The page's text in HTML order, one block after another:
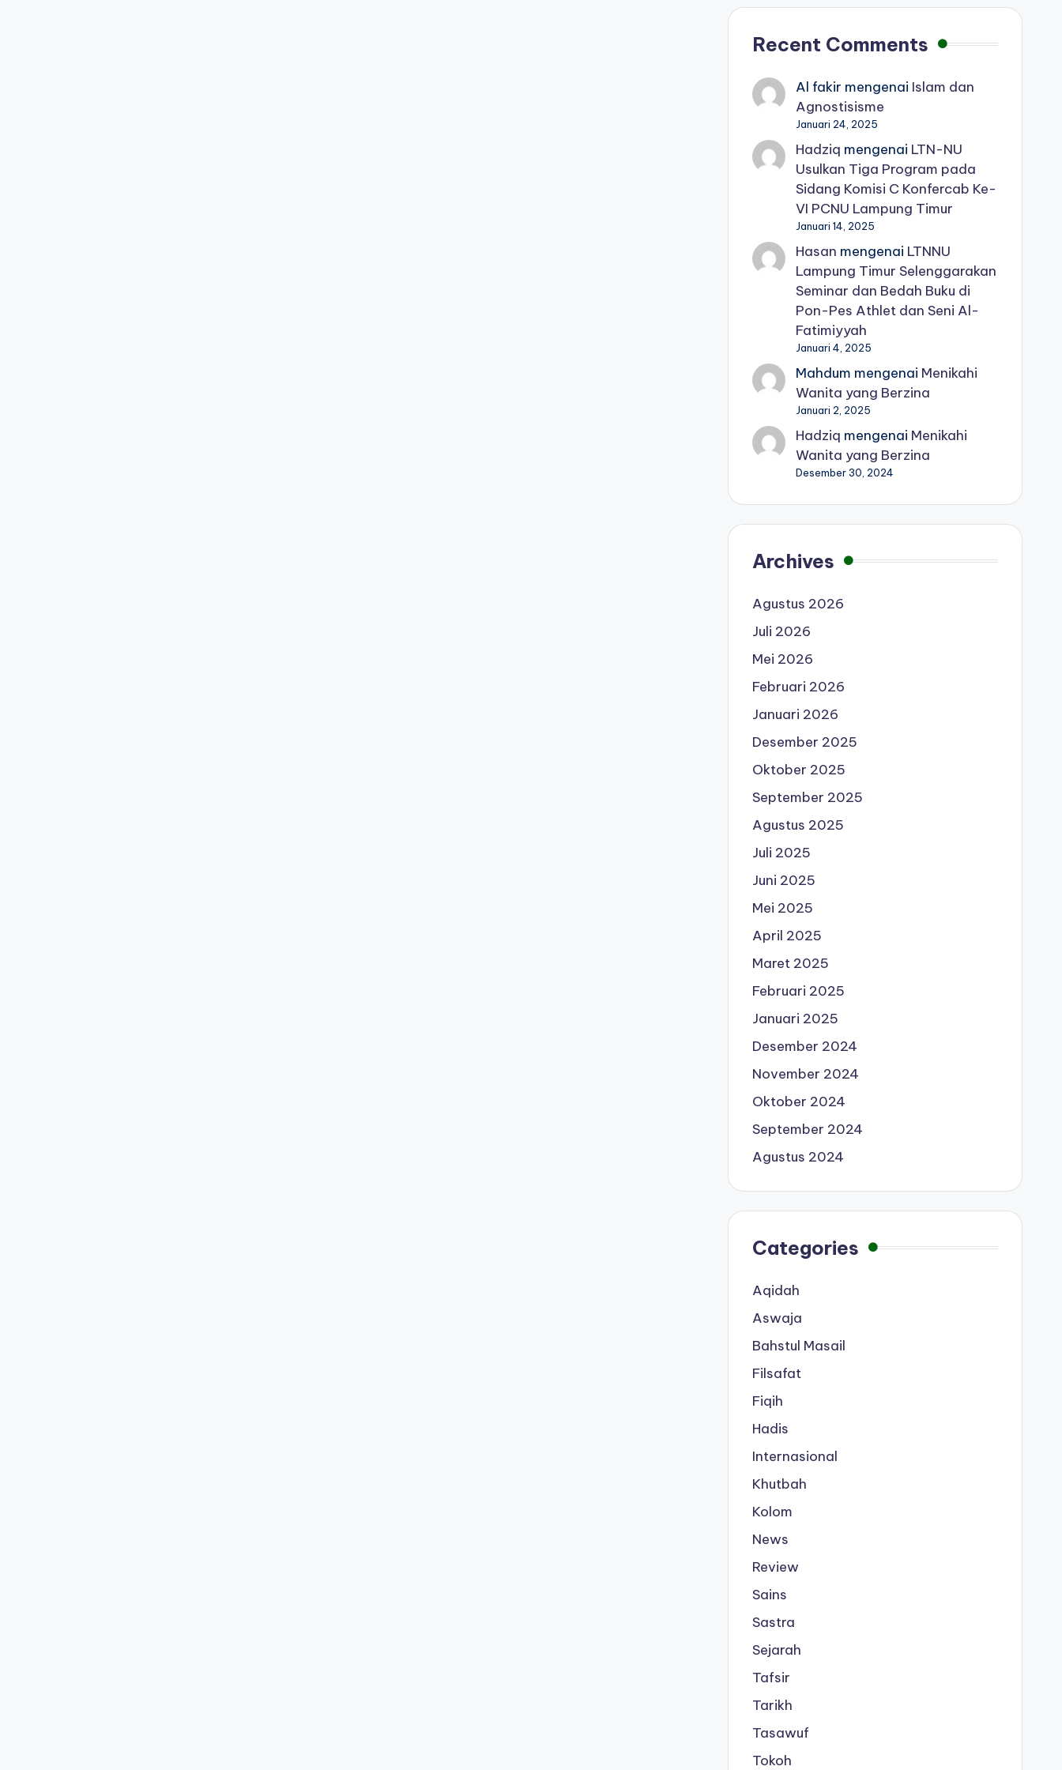
Recent Comments
Al fakir mengenai Islam dan
Agnostisisme
Januari 24, 2025
Hadziq mengenai LTN-NU
Usulkan Tiga Program pada
Sidang Komisi C Konfercab Ke-
VI PCNU Lampung Timur
Januari 14, 2025
Hasan mengenai LTNNU
Lampung Timur Selenggarakan
Seminar dan Bedah Buku di
Pon-Pes Athlet dan Seni Al-
Fatimiyyah
Januari 4, 2025
Mahdum mengenai Menikahi
Wanita yang Berzina
Januari 2, 2025
Hadziq mengenai Menikahi
Wanita yang Berzina
Desember 30, 2024
Archives
Agustus 2026
Juli 2026
Mei 2026
Februari 2026
Januari 2026
Desember 2025
Oktober 2025
September 2025
Agustus 2025
Juli 2025
Juni 2025
Mei 2025
April 2025
Maret 2025
Februari 2025
Januari 2025
Desember 2024
November 2024
Oktober 2024
September 2024
Agustus 2024
Categories
Aqidah
Aswaja
Bahstul Masail
Filsafat
Fiqih
Hadis
Internasional
Khutbah
Kolom
News
Review
Sains
Sastra
Sejarah
Tafsir
Tarikh
Tasawuf
Tokoh